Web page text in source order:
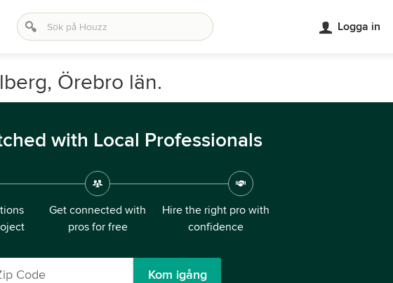
Logga in
Örebro län.
with Local Professionals
Get connected with
pros for free
Hire the right pro with
confidence
Kom igång